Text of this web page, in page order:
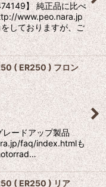
】 純正品に比べ
www.peo.nara.jp
しておりますが、ご
( ER250 ) フロン
ードアップ製品
faq/index.htmlも
( ER250 ) リア